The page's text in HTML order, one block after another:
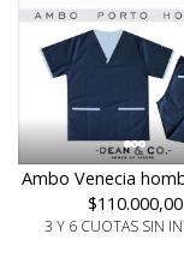
Ambo Venecia
$110.000,00
3 Y 6 CUOTAS SIN